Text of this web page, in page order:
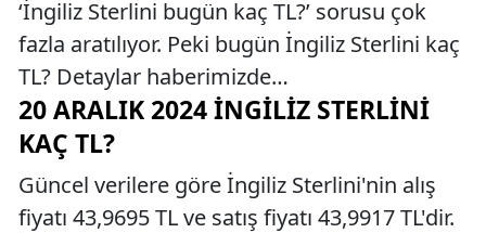
‘İngiliz Sterlini bugün kaç TL?’ sorusu çok
fazla aratılıyor. Peki bugün İngiliz Sterlini kaç
TL? Detaylar haberimizde…
20 ARALIK 2024 İNGILIZ STERLINI
KAÇ TL?
Güncel verilere göre İngiliz Sterlini'nin alış
fiyatı 43,9695 TL ve satış fiyatı 43,9917 TL'dir.